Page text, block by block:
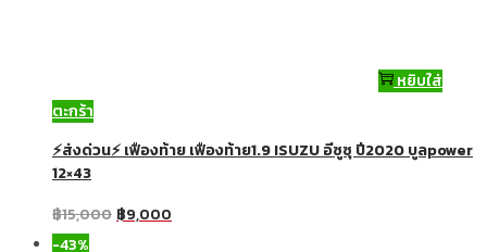
หยิบใส่
ตะกร้า
⚡ส่งด่วน⚡ เฟืองท้าย เฟืองท้าย1.9 ISUZU อีซูซุ ปี2020 บูลpower
12×43
฿15,000 ฿9,000
-43%